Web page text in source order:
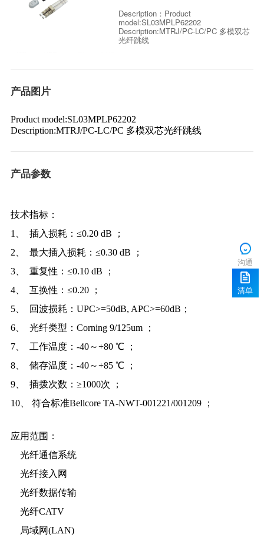
光纤跳线
产品图片
Product model:SL03MPLP62202
Description:MTRJ/PC-LC/PC 多模双芯光纤跳线
产品参数
技术指标：
1、 插入损耗：≤0.20 dB ；
2、 最大插入损耗：≤0.30 dB ；
3、 重复性：≤0.10 dB ；
4、 互换性：≤0.20 ；
5、 回波损耗：UPC>=50dB, APC>=60dB；
6、 光纤类型：Corning 9/125um ；
7、 工作温度：-40～+80 ℃ ；
8、 储存温度：-40～+85 ℃ ；
9、 插拨次数：≥1000次 ；
10、 符合标准Bellcore TA-NWT-001221/001209 ；
应用范围：
光纤通信系统
光纤接入网
光纤数据传输
光纤CATV
局域网(LAN)
沟通
清单